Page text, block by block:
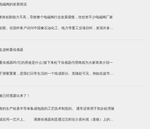
磁阀的发展情况
体创新能力不高，导致整个电磁阀行业发展缓慢，但也有不少电磁阀厂家
新。在国外客户访问中国像石油化工、电力等重工业项目时，发现许多项
进称重传感器
感器吗?它的用途是什么?接下来松下传感器代理商就为大家简单介绍一
量重量，是我们日常生活的一个组成部分。其随处可见，例如在超市柜
。弹性体通常由钢
已经透露出来了！
生产硅基半导体集成电路的工艺技术制造的。 通常还将用于初步处理被
在同一芯片上。 薄膜传感器则是通过沉积在介质衬底（基板）上的，